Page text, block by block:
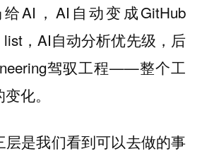
AI，AI自动变成GitHub
list，AI自动分析优先级，后
驾驭工程——整个工
化。
层是我们看到可以去做的事